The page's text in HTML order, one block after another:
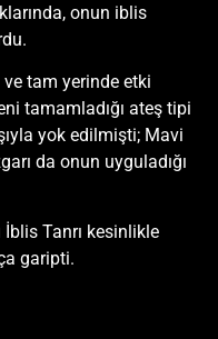
onun iblis
ve tam yerinde etki
tamamladığı ateş tipi
yok edilmişti; Mavi
da onun uyguladığı
İblis Tanrı kesinlikle
garipti.